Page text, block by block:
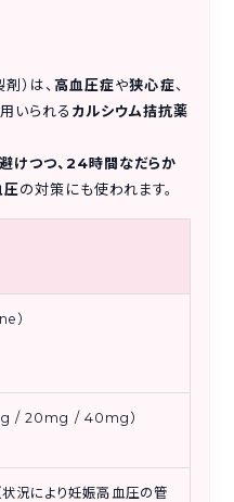
）は、高血圧症や狭心症、
いられる カルシウム拮抗薬
けつつ、24時間なだらか
圧の対策にも使われます。
）
/ 20mg / 40mg）
状況により妊娠高血圧の管